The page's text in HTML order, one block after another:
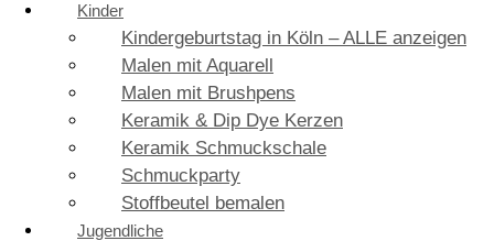
Kinder
Kindergeburtstag in Köln – ALLE anzeigen
Malen mit Aquarell
Malen mit Brushpens
Keramik & Dip Dye Kerzen
Keramik Schmuckschale
Schmuckparty
Stoffbeutel bemalen
Jugendliche